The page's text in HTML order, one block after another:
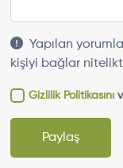
Yapılan
kişiyi bağlar
Gizlilik Politikasını
Paylaş